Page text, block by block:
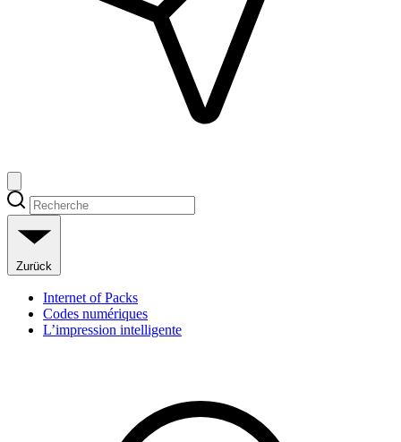
Zurück
Internet of Packs
Codes numériques
L’impression intelligente